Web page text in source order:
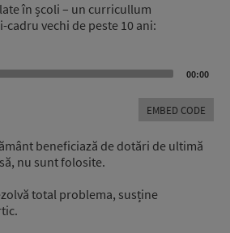
în școli – un curricullum
vechi de peste 10 ani:
00:00
EMBED CODE
beneficiază de dotări de ultimă
nu sunt folosite.
total problema, susține